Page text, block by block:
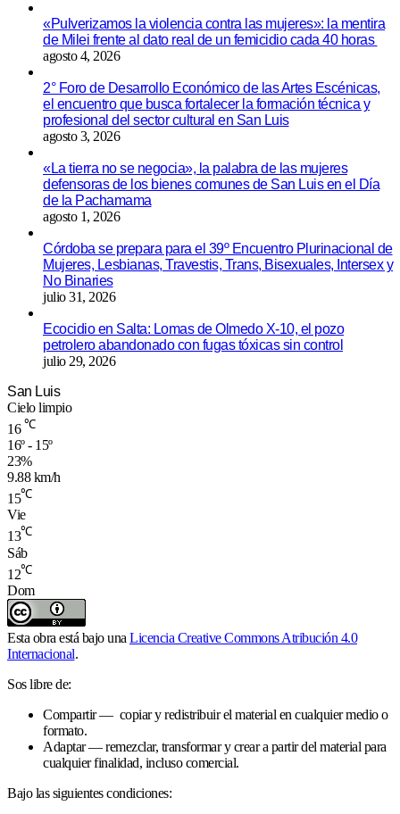
«Pulverizamos la violencia contra las mujeres»: la mentira
de Milei frente al dato real de un femicidio cada 40 horas
agosto 4, 2026
2° Foro de Desarrollo Económico de las Artes Escénicas,
el encuentro que busca fortalecer la formación técnica y
profesional del sector cultural en San Luis
agosto 3, 2026
«La tierra no se negocia», la palabra de las mujeres
defensoras de los bienes comunes de San Luis en el Día
de la Pachamama
agosto 1, 2026
Córdoba se prepara para el 39º Encuentro Plurinacional de
Mujeres, Lesbianas, Travestis, Trans, Bisexuales, Intersex y
No Binaries
julio 31, 2026
Ecocidio en Salta: Lomas de Olmedo X-10, el pozo
petrolero abandonado con fugas tóxicas sin control
julio 29, 2026
San Luis
Cielo limpio
16 ℃
16º - 15º
23%
9.88 km/h
15℃
Vie
13℃
Sáb
12℃
Dom
Esta obra está bajo una Licencia Creative Commons Atribución 4.0
Internacional.
Sos libre de:
Compartir — copiar y redistribuir el material en cualquier medio o
formato.
Adaptar — remezclar, transformar y crear a partir del material para
cualquier finalidad, incluso comercial.
Bajo las siguientes condiciones: